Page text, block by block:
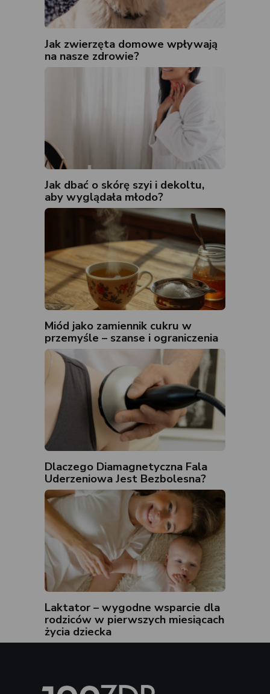
Jak zwierzęta domowe wpływają
na nasze zdrowie?
Jak dbać o skórę szyi i dekoltu,
aby wyglądała młodo?
Miód jako zamiennik cukru w
przemyśle – szanse i ograniczenia
Dlaczego Diamagnetyczna Fala
Uderzeniowa Jest Bezbolesna?
Laktator – wygodne wsparcie dla
rodziców w pierwszych miesiącach
życia dziecka